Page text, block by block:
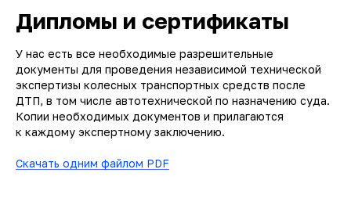
Дипломы и сертификаты
У нас есть все необходимые разрешительные
документы для проведения независимой технической
экспертизы колесных транспортных средств после
ДТП, в том числе автотехнической по назначению суда.
Копии необходимых документов и прилагаются
к каждому экспертному заключению.
Скачать одним файлом PDF